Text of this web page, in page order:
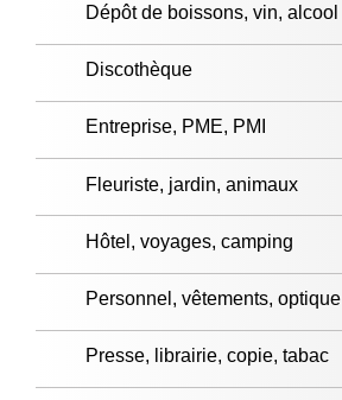
Dépôt de boissons, vin, alcool
Discothèque
Entreprise, PME, PMI
Fleuriste, jardin, animaux
Hôtel, voyages, camping
Personnel, vêtements, optique
Presse, librairie, copie, tabac